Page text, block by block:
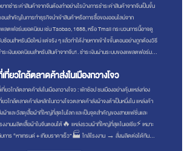
ากชำระค่าสินค้าจากจีนต้องทำอย่างไรบ้างการชำระค่าสินค้าจากจีนเป็นขั้น
นสำคัญในการทำธุรกิจนำเข้าสินค้าหรือการซื้อของออนไลน์จาก
ลตฟอร์มยอดนิยม เช่น Taobao, 1688, หรือ Tmall กระบวนการนี้อาจดู
ซ้อนสำหรับมือใหม่ แต่จริง ๆ แล้วทำได้ง่ายหากเข้าใจขั้นตอนอย่างถูกต้องวิธี
ระเงินยอดนิยมสำหรับสินค้าจากจีน1. ชำระเงินผ่านระบบของแพลตฟอร์ม
นไลน์ เช่น:Alipay (支付宝)เป็นวิธีชำระเงินหลักของแพ
ที่ยวใกล้ตลาดค้าส่งในเมืองกวางโจว
ที่ยวใกล้ตลาดค้าส่งในเมืองกวางโจว : พักช้อป ชมเมืองอย่างคุ้มแหล่งท่อง
ยวใกล้ตลาดค้าส่งหลักในกวางโจวตลาดค้าส่งผ้าจงต้าเป็นหนึ่งใน แหล่งค้า
ผ้าและวัสดุเสื้อผ้าที่ใหญ่ที่สุดในโลก และเป็นจุดสำคัญของสายแฟชั่นและ
งงานผลิตเสื้อผ้าในจีนตอนใต้🔥 แหล่งรวมผ้าที่ใหญ่ที่สุดในเอเชีย⚡ เหมาะ
การ “หาเทรนด์ + เทียบราคาเร็ว”🏭 ใกล้โรงงาน → สั่งผลิตต่อได้ทันที